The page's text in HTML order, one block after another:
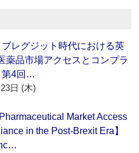
ブレグジット時代における英
薬品市場アクセスとコンプラ
第4回…
日 (木)
Market Access
in the Post-Brexit Era】